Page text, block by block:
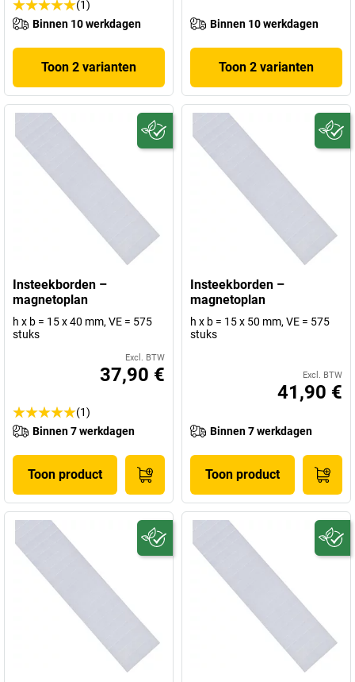
(1)
Binnen 10 werkdagen
Toon 2 varianten
Binnen 10 werkdagen
Toon 2 varianten
Insteekborden –
magnetoplan
h x b = 15 x 40 mm, VE = 575
stuks
Excl. BTW
37,90 €
(1)
Binnen 7 werkdagen
Toon product
Insteekborden –
magnetoplan
h x b = 15 x 50 mm, VE = 575
stuks
Excl. BTW
41,90 €
Binnen 7 werkdagen
Toon product